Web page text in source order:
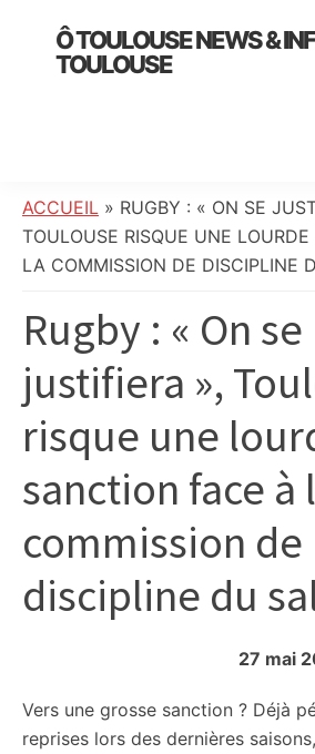
primary
Ô TOULOUSE NEWS &
TOULOUSE
:
info
locale,
culture,
politique,
météo,
divers
initiatives
citoyennes
ACCUEIL » RUGBY : « ON SE
TOULOUSE RISQUE UNE
LA COMMISSION DE DISCIPLINE
Rugby : « On se
justifiera »,
risque une
sanction face à
commission de
discipline du
27 mai
Vers une grosse sanction ? Déjà
reprises lors des dernières